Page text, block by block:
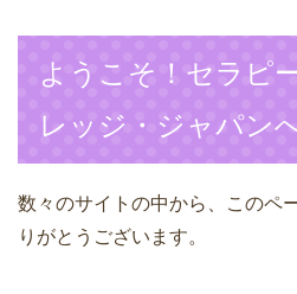
ようこそ！セラピ
レッジ・ジャパン
数々のサイトの中から、このペ
りがとうございます。